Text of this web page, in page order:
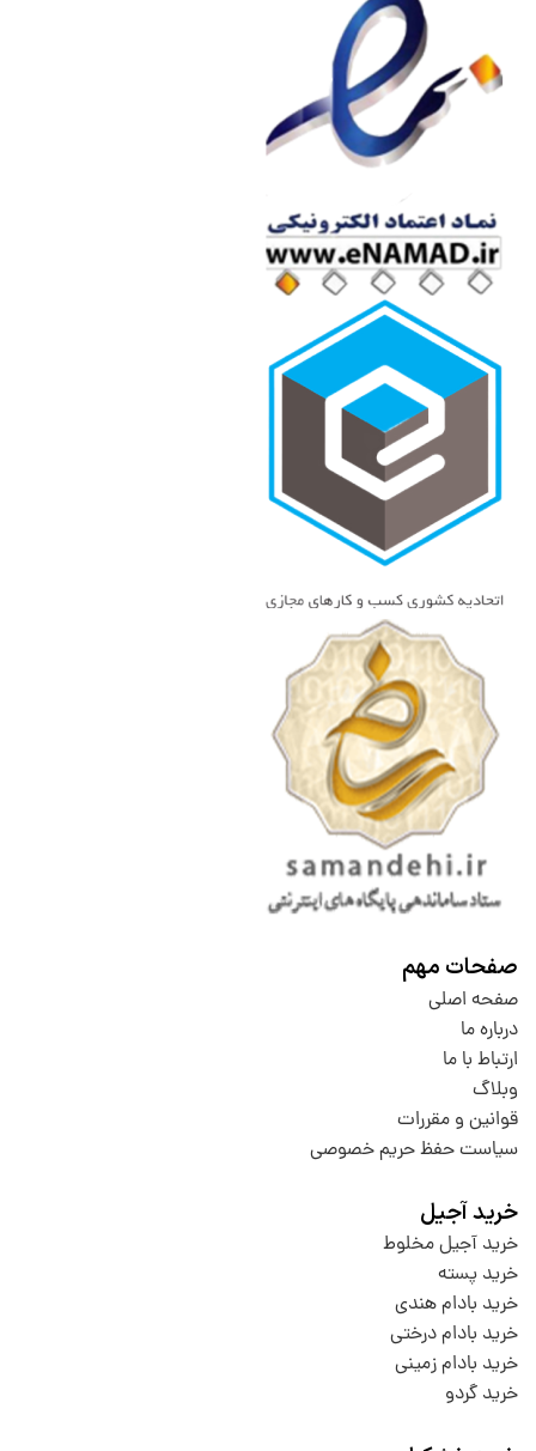
صفحات مهم
صفحه اصلی
درباره ما
ارتباط با ما
وبلاگ
قوانین و مقررات
سیاست حفظ حریم خصوصی
خرید آجیل
خرید آجیل مخلوط
خرید پسته
خرید بادام هندی
خرید بادام درختی
خرید بادام زمینی
خرید گردو